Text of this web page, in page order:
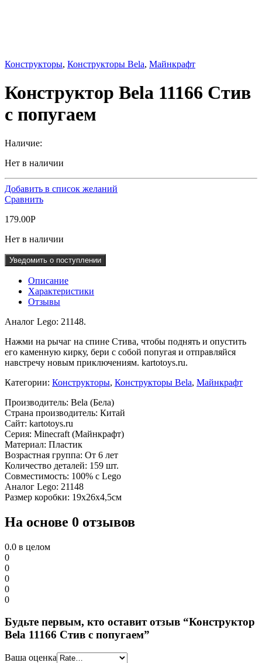
Конструкторы, Конструкторы Bela, Майнкрафт
Конструктор Bela 11166 Стив
с попугаем
Наличие:
Нет в наличии
Добавить в список желаний
Сравнить
179.00Р
Нет в наличии
Уведомить о поступлении
Описание
Характеристики
Отзывы
Аналог Lego: 21148.
Нажми на рычаг на спине Стива, чтобы поднять и опустить
его каменную кирку, бери с собой попугая и отправляйся
навстречу новым приключениям. kartotoys.ru.
Категории: Конструкторы, Конструкторы Bela, Майнкрафт
Производитель: Bela (Бела)
Страна производитель: Китай
Сайт: kartotoys.ru
Серия: Minecraft (Майнкрафт)
Материал: Пластик
Возрастная группа: От 6 лет
Количество деталей: 159 шт.
Совместимость: 100% с Lego
Аналог Lego: 21148
Размер коробки: 19х26х4,5см
На основе 0 отзывов
0.0 в целом
0
0
0
0
0
Будьте первым, кто оставит отзыв “Конструктор
Bela 11166 Стив с попугаем”
Ваша оценка